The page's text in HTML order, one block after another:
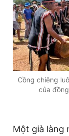
Cồng chiêng
của
Một già làng